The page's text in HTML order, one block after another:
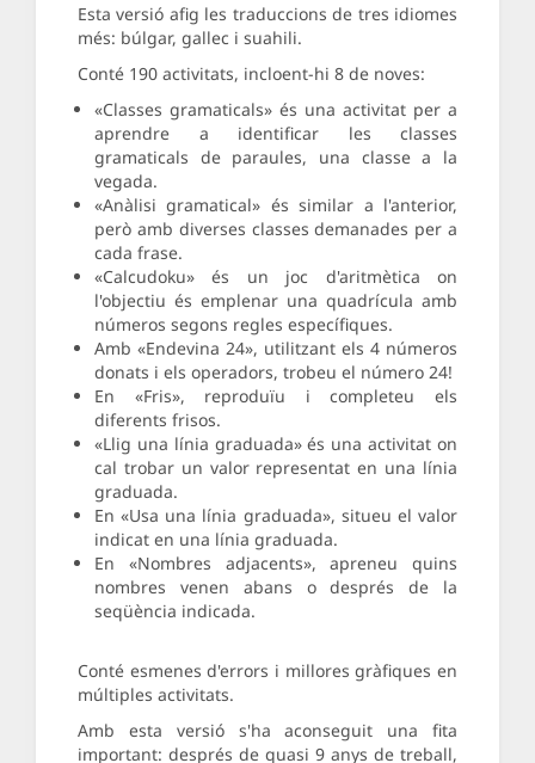
Esta versió afig les traduccions de tres idiomes
més: búlgar, gallec i suahili.
Conté 190 activitats, incloent-hi 8 de noves:
«Classes gramaticals» és una activitat per a
aprendre a identificar les classes
gramaticals de paraules, una classe a la
vegada.
«Anàlisi gramatical» és similar a l'anterior,
però amb diverses classes demanades per a
cada frase.
«Calcudoku» és un joc d'aritmètica on
l'objectiu és emplenar una quadrícula amb
números segons regles específiques.
Amb «Endevina 24», utilitzant els 4 números
donats i els operadors, trobeu el número 24!
En «Fris», reproduïu i completeu els
diferents frisos.
«Llig una línia graduada» és una activitat on
cal trobar un valor representat en una línia
graduada.
En «Usa una línia graduada», situeu el valor
indicat en una línia graduada.
En «Nombres adjacents», apreneu quins
nombres venen abans o després de la
seqüència indicada.
Conté esmenes d'errors i millores gràfiques en
múltiples activitats.
Amb esta versió s'ha aconseguit una fita
important: després de quasi 9 anys de treball,